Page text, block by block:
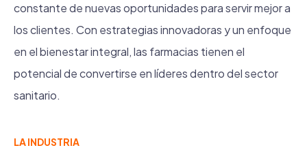
constante de nuevas oportunidades para servir mejor a
los clientes. Con estrategias innovadoras y un enfoque
en el bienestar integral, las farmacias tienen el
potencial de convertirse en líderes dentro del sector
sanitario.
LA INDUSTRIA